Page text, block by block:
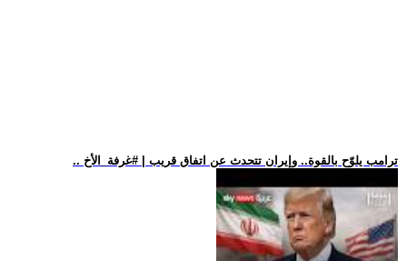
.. ترامب يلوّح بالقوة.. وإيران تتحدث عن اتفاق قريب | #غرفة_الأخ